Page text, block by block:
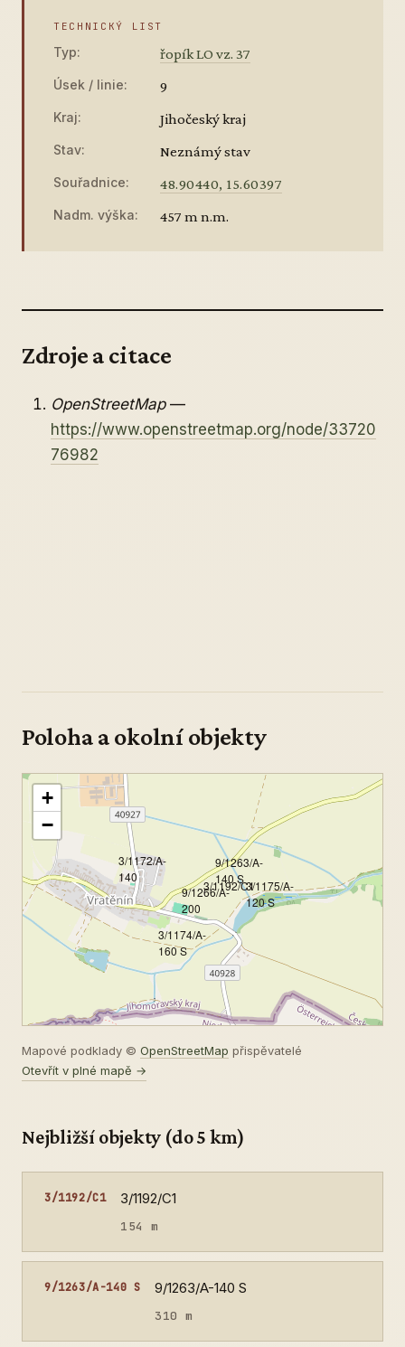
TECHNICKÝ LIST
Typ: řopík LO vz. 37
Úsek / linie: 9
Kraj: Jihočeský kraj
Stav: Neznámý stav
Souřadnice: 48.90440, 15.60397
Nadm. výška: 457 m n.m.
Zdroje a citace
OpenStreetMap—
https://www.openstreetmap.org/node/33720
76982
Poloha a okolní objekty
9/1266/A-
200
3/1192/C1
9/1263/A-
140 S
3/1174/A-
160 S
3/1175/A-
120 S
3/1172/A-
140
+
−
Mapové podklady © OpenStreetMap přispěvatelé
Otevřít v plné mapě →
Nejbližší objekty (do 5 km)
3/1192/C1 3/1192/C1
154 m
9/1263/A-140 S 9/1263/A-140 S
310 m